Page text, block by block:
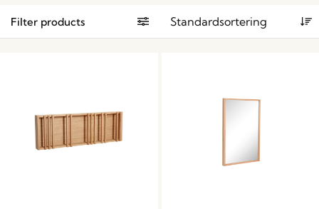
Filter products